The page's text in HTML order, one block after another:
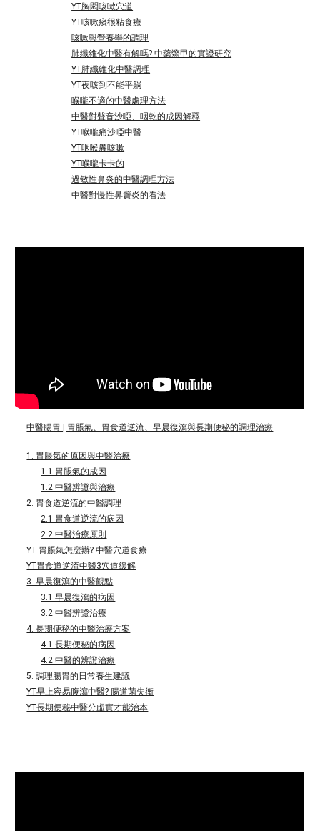
YT胸悶咳嗽穴道
YT咳嗽痰很粘食療
咳嗽與營養學的調理
肺纖維化中醫有解嗎? 中藥鱉甲的實證研究
YT肺纖維化中醫調理
YT夜咳到不能平躺
喉嚨不適的中醫處理方法
中醫對聲音沙啞、咽乾的成因解釋
YT喉嚨痛沙啞中醫
YT咽喉癢咳嗽
YT喉嚨卡卡的
過敏性鼻炎的中醫調理方法
中醫對慢性鼻竇炎的看法
中醫腸胃 | 胃脹氣、胃食道逆流、早晨復瀉與長期便秘的調理治療
1. 胃脹氣的原因與中醫治療
1.1 胃脹氣的成因
1.2 中醫辨證與治療
2. 胃食道逆流的中醫調理
2.1 胃食道逆流的病因
2.2 中醫治療原則
YT 胃脹氣怎麼辦? 中醫穴道食療
YT胃食道逆流中醫3穴道緩解
3. 早晨復瀉的中醫觀點
3.1 早晨復瀉的病因
3.2 中醫辨證治療
4. 長期便秘的中醫治療方案
4.1 長期便秘的病因
4.2 中醫的辨證治療
5. 調理腸胃的日常養生建議
YT早上容易腹瀉中醫? 腸道菌失衡
YT長期便秘中醫分虛實才能治本